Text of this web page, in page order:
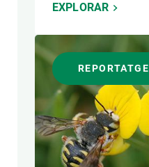
EXPLORAR
REPORTATGE